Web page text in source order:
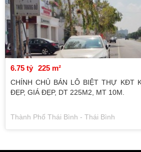
6.75 tỷ 225 m²
CHÍNH CHỦ BÁN LÔ BIỆT THỰ KĐT
ĐẸP, GIÁ ĐẸP, DT 225M2, MT 10M.
Thành Phố Thái Bình - Thái Bình